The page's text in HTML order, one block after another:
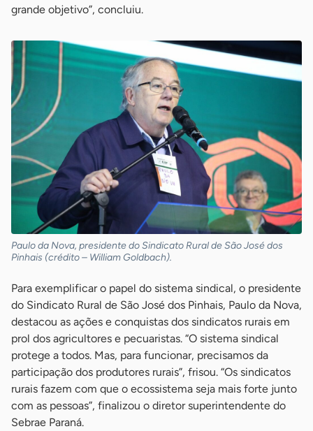
grande objetivo”, concluiu.
Paulo da Nova, presidente do Sindicato Rural de São José dos
Pinhais (crédito – William Goldbach).
Para exemplificar o papel do sistema sindical, o presidente
do Sindicato Rural de São José dos Pinhais, Paulo da Nova,
destacou as ações e conquistas dos sindicatos rurais em
prol dos agricultores e pecuaristas. “O sistema sindical
protege a todos. Mas, para funcionar, precisamos da
participação dos produtores rurais”, frisou. “Os sindicatos
rurais fazem com que o ecossistema seja mais forte junto
com as pessoas”, finalizou o diretor superintendente do
Sebrae Paraná.